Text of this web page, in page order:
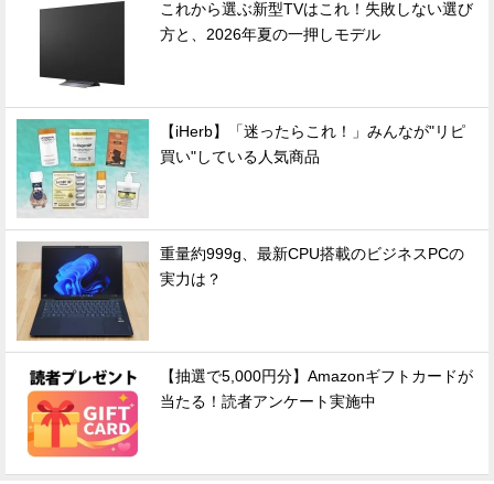
これから選ぶ新型TVはこれ！失敗しない選び
方と、2026年夏の一押しモデル
【iHerb】「迷ったらこれ！」みんなが"リピ
買い"している人気商品
重量約999g、最新CPU搭載のビジネスPCの
実力は？
【抽選で5,000円分】Amazonギフトカードが
当たる！読者アンケート実施中